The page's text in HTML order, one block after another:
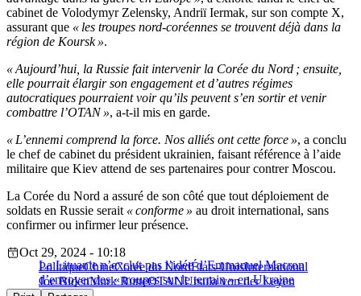
cabinet de Volodymyr Zelensky, Andriï Iermak, sur son compte X,
assurant que « les troupes nord-coréennes se trouvent déjà dans la
région de Koursk ».
« Aujourd’hui, la Russie fait intervenir la Corée du Nord ; ensuite,
elle pourrait élargir son engagement et d’autres régimes
autocratiques pourraient voir qu’ils peuvent s’en sortir et venir
combattre l’OTAN », a-t-il mis en garde.
« L’ennemi comprend la force. Nos alliés ont cette force », a conclu
le chef de cabinet du président ukrainien, faisant référence à l’aide
militaire que Kiev attend de ses partenaires pour contrer Moscou.
La Corée du Nord a assuré de son côté que tout déploiement de
soldats en Russie serait « conforme » au droit international, sans
confirmer ou infirmer leur présence.
La Lituanie n’exclut pas l’idée d’Emmanuel Macron
d’envoyer des « troupes sur le terrain » en Ukraine
Oct 29, 2024 - 10:18
PolitiqueChineCorée du NordÉtats-UnisInternational
Joe BidenMark RutteOTANUrsula von der Leyen